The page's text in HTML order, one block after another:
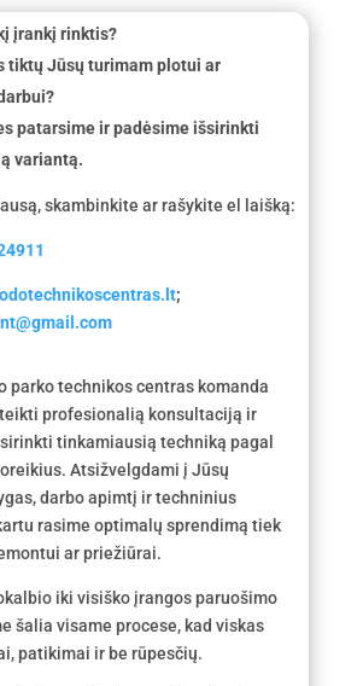
įrankį rinktis?
tiktų Jūsų turimam plotui ar
patarsime ir padėsime išsirinkti
variantą.
skambinkite ar rašykite el laišką:
;
parko technikos centras komanda
profesionalią konsultaciją ir
tinkamiausią techniką pagal
Atsižvelgdami į Jūsų
darbo apimtį ir techninius
rasime optimalų sprendimą tiek
ar priežiūrai.
iki visiško įrangos paruošimo
šalia visame procese, kad viskas
patikimai ir be rūpesčių.